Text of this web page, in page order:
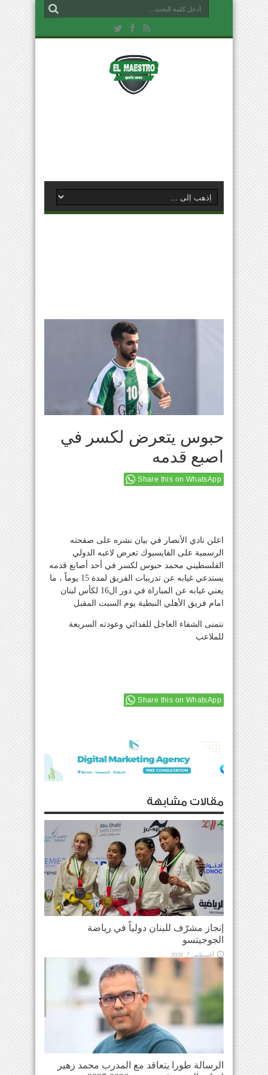
حبوس يتعرض لكسر في
اصبع قدمه
Share this on WhatsApp
اعلن نادي الأنصار في بيان نشره على صفحته
الرسمية على الفايسبوك تعرض لاعبه الدولي
الفلسطيني محمد حبوس لكسر في أحد أصابع قدمه
يستدعي غيابه عن تدريبات الفريق لمدة 15 يوماً ، ما
يعني غيابه عن المباراة في دور ال16 لكأس لبنان
امام فريق الأهلي النبطية يوم السبت المقبل
نتمنى الشفاء العاجل للفدائي وعودته السريعة
للملاعب
Share this on WhatsApp
مقالات مشابهة
إنجاز مشرّف للبنان دولياً في رياضة
الجوجيتسو
أغسطس 7, 2026
الرسالة طورا يتعاقد مع المدرب محمد زهير